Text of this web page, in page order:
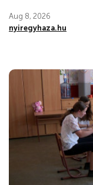
Aug 8, 2026
nyiregyhaza.hu